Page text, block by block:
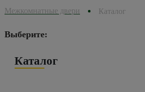
Межкомнатные двери Каталог
Выберите:
Каталог